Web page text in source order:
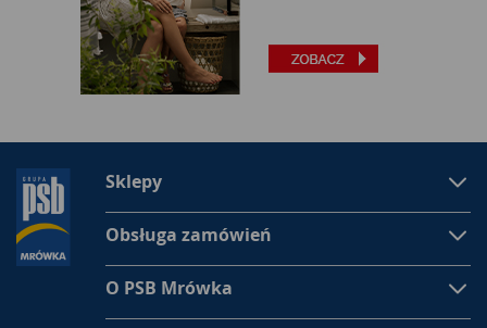
Sklepy
Obsługa zamówień
O PSB Mrówka